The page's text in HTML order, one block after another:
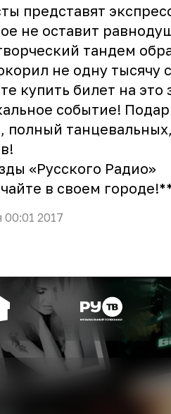
представят
не оставит
тандем
не одну тысячу
купить билет на это
событие!
полный
«Русского Радио»
в своем
00:01 2017